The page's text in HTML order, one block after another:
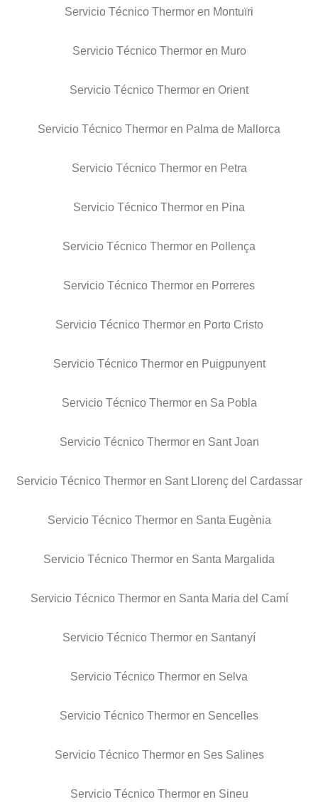
Servicio Técnico Thermor en Montuïri
Servicio Técnico Thermor en Muro
Servicio Técnico Thermor en Orient
Servicio Técnico Thermor en Palma de Mallorca
Servicio Técnico Thermor en Petra
Servicio Técnico Thermor en Pina
Servicio Técnico Thermor en Pollença
Servicio Técnico Thermor en Porreres
Servicio Técnico Thermor en Porto Cristo
Servicio Técnico Thermor en Puigpunyent
Servicio Técnico Thermor en Sa Pobla
Servicio Técnico Thermor en Sant Joan
Servicio Técnico Thermor en Sant Llorenç del Cardassar
Servicio Técnico Thermor en Santa Eugènia
Servicio Técnico Thermor en Santa Margalida
Servicio Técnico Thermor en Santa Maria del Camí
Servicio Técnico Thermor en Santanyí
Servicio Técnico Thermor en Selva
Servicio Técnico Thermor en Sencelles
Servicio Técnico Thermor en Ses Salines
Servicio Técnico Thermor en Sineu